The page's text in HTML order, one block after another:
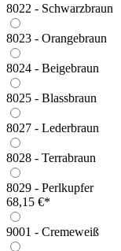
8022 - Schwarzbraun
8023 - Orangebraun
8024 - Beigebraun
8025 - Blassbraun
8027 - Lederbraun
8028 - Terrabraun
8029 - Perlkupfer
68,15 €*
9001 - Cremeweiß